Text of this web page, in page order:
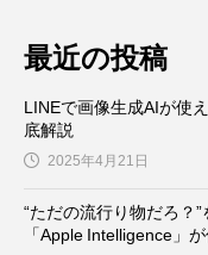
最近の投稿
LINEで画像生成AIが使
底解説
2025年4月21日
“ただの流行り物だろ
「Apple Intelligence」